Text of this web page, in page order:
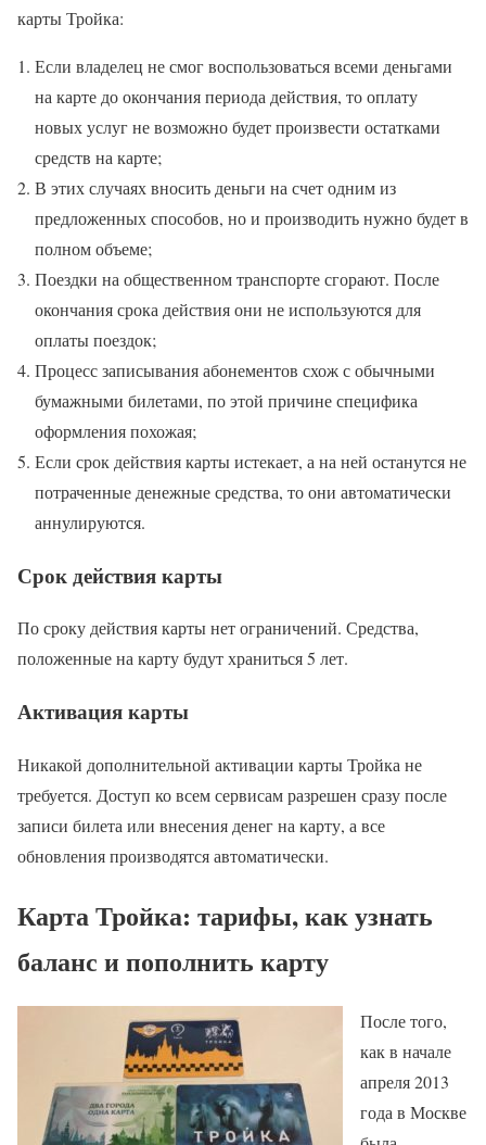
карты Тройка:
Если владелец не смог воспользоваться всеми деньгами
на карте до окончания периода действия, то оплату
новых услуг не возможно будет произвести остатками
средств на карте;
В этих случаях вносить деньги на счет одним из
предложенных способов, но и производить нужно будет в
полном объеме;
Поездки на общественном транспорте сгорают. После
окончания срока действия они не используются для
оплаты поездок;
Процесс записывания абонементов схож с обычными
бумажными билетами, по этой причине специфика
оформления похожая;
Если срок действия карты истекает, а на ней останутся не
потраченные денежные средства, то они автоматически
аннулируются.
Срок действия карты
По сроку действия карты нет ограничений. Средства,
положенные на карту будут храниться 5 лет.
Активация карты
Никакой дополнительной активации карты Тройка не
требуется. Доступ ко всем сервисам разрешен сразу после
записи билета или внесения денег на карту, а все
обновления производятся автоматически.
Карта Тройка: тарифы, как узнать
баланс и пополнить карту
После того,
как в начале
апреля 2013
года в Москве